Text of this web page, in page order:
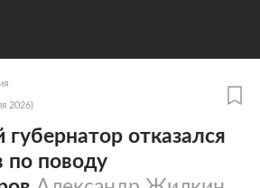
2026)
губернатор отказался
по поводу